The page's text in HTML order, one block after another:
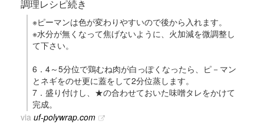
調理レシピ続き
※ピーマンは色が変わりやすいので後から入れます。
※水分が無くなって焦げないように、火加減を微調整し
て下さい。
6．4～5分位で鶏むね肉が白っぽくなったら、ピ－マン
とネギをのせ更に蓋をして2分位蒸します。
7．盛り付けし、★の合わせておいた味噌タレをかけて
完成。
via uf-polywrap.com